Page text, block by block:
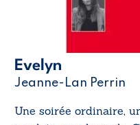
Evelyn
Jeanne-Lan Perrin
Une soirée ordinaire,